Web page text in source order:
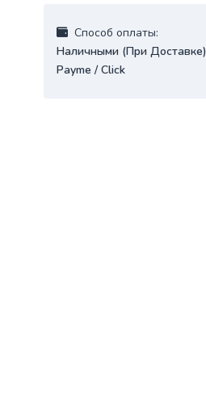
Cпособ оплаты:
Наличными (При Доставке)
Payme / Click